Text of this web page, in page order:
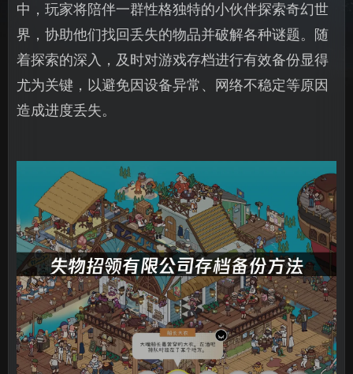
中，玩家将陪伴一群性格独特的小伙伴探索奇幻世
界，协助他们找回丢失的物品并破解各种谜题。随
着探索的深入，及时对游戏存档进行有效备份显得
尤为关键，以避免因设备异常、网络不稳定等原因
造成进度丢失。